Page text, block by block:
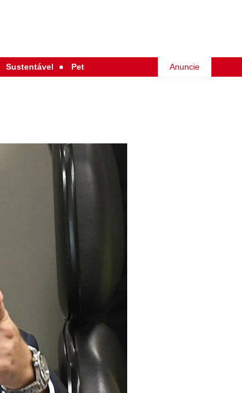
Sustentável Pet Anuncie